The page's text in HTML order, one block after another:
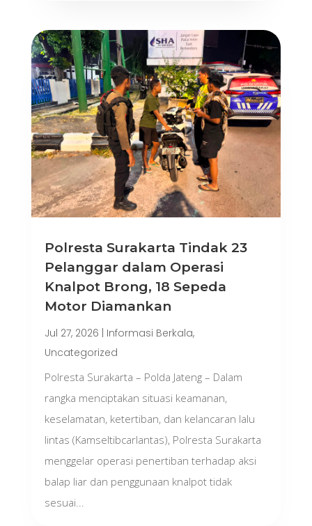
Polresta Surakarta Tindak 23
Pelanggar dalam Operasi
Knalpot Brong, 18 Sepeda
Motor Diamankan
Jul 27, 2026 | Informasi Berkala,
Uncategorized
Polresta Surakarta – Polda Jateng – Dalam
rangka menciptakan situasi keamanan,
keselamatan, ketertiban, dan kelancaran lalu
lintas (Kamseltibcarlantas), Polresta Surakarta
menggelar operasi penertiban terhadap aksi
balap liar dan penggunaan knalpot tidak
sesuai...